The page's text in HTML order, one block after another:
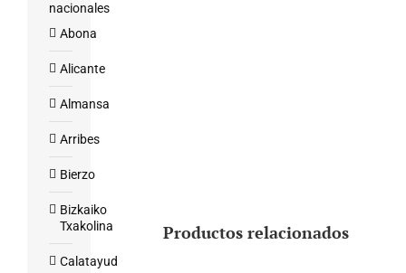
Productos relacionados
nacionales
Abona
Alicante
Almansa
Arribes
Bierzo
Bizkaiko
Txakolina
Calatayud